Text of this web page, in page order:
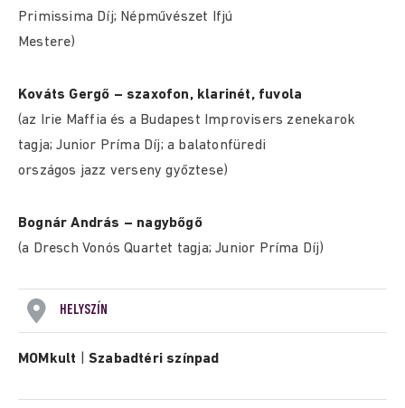
Primissima Díj; Népművészet Ifjú
Mestere)
Kováts Gergő – szaxofon, klarinét, fuvola
(az Irie Maffia és a Budapest Improvisers zenekarok
tagja; Junior Príma Díj; a balatonfüredi
országos jazz verseny győztese)
Bognár András – nagybőgő
(a Dresch Vonós Quartet tagja; Junior Príma Díj)
HELYSZÍN
MOMkult |Szabadtéri színpad